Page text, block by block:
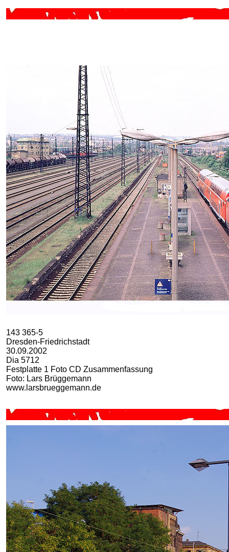
143 365-5
Dresden-Friedrichstadt
30.09.2002
Dia 5712
Festplatte 1 Foto CD Zusammenfassung
Foto: Lars Brüggemann
www.larsbrueggemann.de